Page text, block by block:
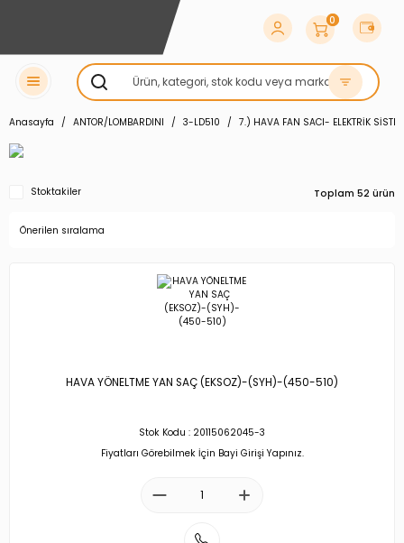
0
Anasayfa ANTOR/LOMBARDINI 3-LD510 7.) HAVA FAN SACI- ELEKTRİK
Stoktakiler Toplam 52 ürün
HAVA YÖNELTME YAN SAÇ (EKSOZ)-(SYH)-(450-510)
Stok Kodu : 20115062045-3
Fiyatları Görebilmek İçin Bayi Girişi Yapınız.